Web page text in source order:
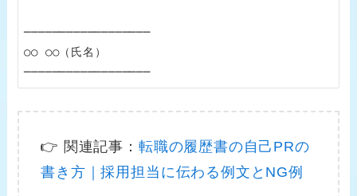
──────────────────
○○ ○○（氏名）
──────────────────
👉 関連記事： 転職の履歴書の自己PRの
書き方｜採用担当に伝わる例文とNG例